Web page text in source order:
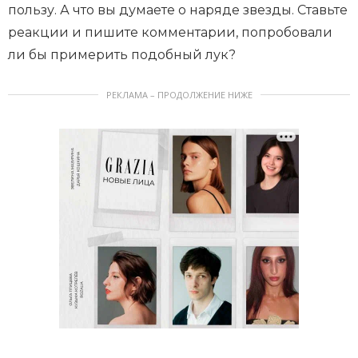
пользу. А что вы думаете о наряде звезды. Ставьте
реакции и пишите комментарии, попробовали
ли бы примерить подобный лук?
РЕКЛАМА – ПРОДОЛЖЕНИЕ НИЖЕ